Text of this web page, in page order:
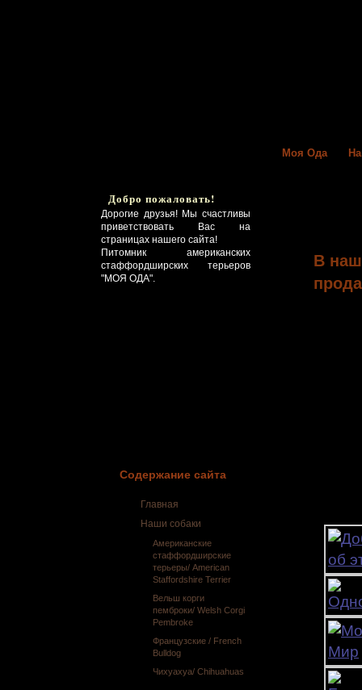
Моя Ода
Добро пожаловать!
Дорогие друзья! Мы счастливы
приветствовать Вас на
страницах нашего сайта!
Питомник американских
стаффордширских терьеров
"МОЯ ОДА".
Содержание сайта
Главная
Наши собаки
Американские
стаффордширские
терьеры/ American
Staffordshire Terrier
Вельш корги
пемброки/ Welsh Corgi
Pembroke
Французские / French
Bulldog
Чихуахуа/ Chihuahuas
В